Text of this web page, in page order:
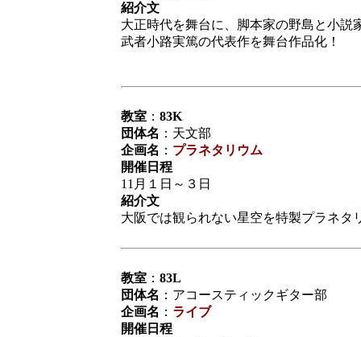
紹介文
大正時代を舞台に、脚本家の野島と小
武者小路実篤の代表作を舞台作品化！
教室 ： 83K
団体名 ：天文部
企画名 ： プラネタリウム
開催日程
11月１日～３日
紹介文
大阪では観られない星空を特製プラネタ
教室 ： 83L
団体名 ：アコースティックギター部
企画名 ： ライブ
開催日程